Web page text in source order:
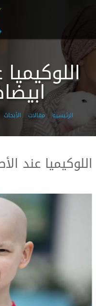
الرئيسية مقالات الأبحاث
اللوكيميا عند